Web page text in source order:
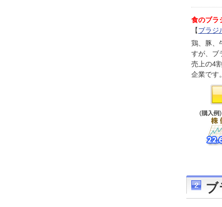
食のブラ
【ブラジ
鶏、豚、
すが、ブ
売上の4
企業です
ブ